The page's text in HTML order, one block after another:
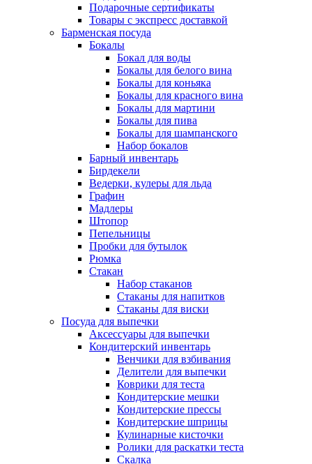
Подарочные сертификаты
Товары с экспресс доставкой
Барменская посуда
Бокалы
Бокал для воды
Бокалы для белого вина
Бокалы для коньяка
Бокалы для красного вина
Бокалы для мартини
Бокалы для пива
Бокалы для шампанского
Набор бокалов
Барный инвентарь
Бирдекели
Ведерки, кулеры для льда
Графин
Мадлеры
Штопор
Пепельницы
Пробки для бутылок
Рюмка
Стакан
Набор стаканов
Стаканы для напитков
Стаканы для виски
Посуда для выпечки
Аксессуары для выпечки
Кондитерский инвентарь
Венчики для взбивания
Делители для выпечки
Коврики для теста
Кондитерские мешки
Кондитерские прессы
Кондитерские шприцы
Кулинарные кисточки
Ролики для раскатки теста
Скалка